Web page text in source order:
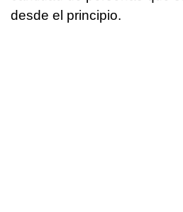
desde el principio.